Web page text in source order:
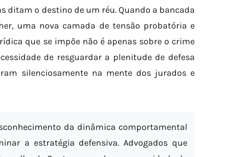
ditam o destino de um réu. Quando a bancada
uma nova camada de tensão probatória e
que se impõe não é apenas sobre o crime
de resguardar a plenitude de defesa
silenciosamente na mente dos jurados e
da dinâmica comportamental
a estratégia defensiva. Advogados que